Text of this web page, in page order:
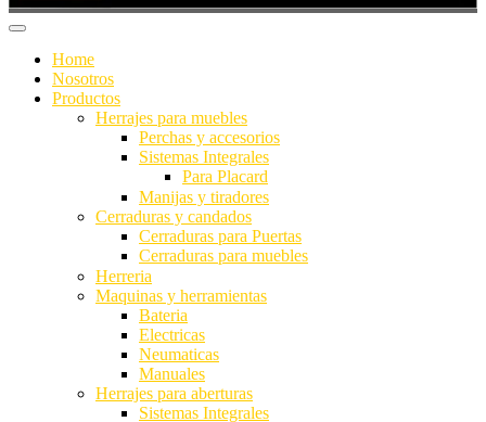
Home
Nosotros
Productos
Herrajes para muebles
Perchas y accesorios
Sistemas Integrales
Para Placard
Manijas y tiradores
Cerraduras y candados
Cerraduras para Puertas
Cerraduras para muebles
Herreria
Maquinas y herramientas
Bateria
Electricas
Neumaticas
Manuales
Herrajes para aberturas
Sistemas Integrales